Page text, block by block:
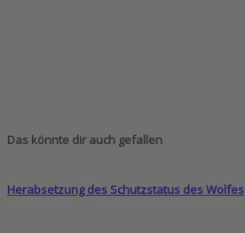
Das könnte dir auch gefallen
Herabsetzung des Schutzstatus des Wolfes